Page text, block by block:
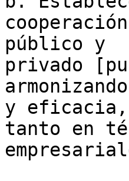
público y
privado
y eficacia,
tanto en